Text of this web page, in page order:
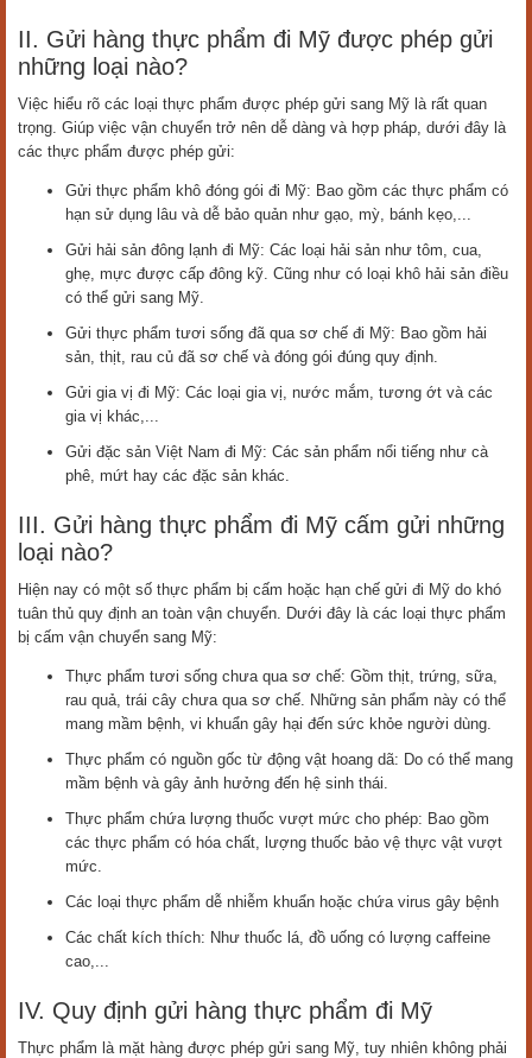
II. Gửi hàng thực phẩm đi Mỹ được phép gửi
những loại nào?
Việc hiểu rõ các loại thực phẩm được phép gửi sang Mỹ là rất quan
trọng. Giúp việc vận chuyển trở nên dễ dàng và hợp pháp, dưới đây là
các thực phẩm được phép gửi:
Gửi thực phẩm khô đóng gói đi Mỹ: Bao gồm các thực phẩm có
hạn sử dụng lâu và dễ bảo quản như gạo, mỳ, bánh kẹo,...
Gửi hải sản đông lạnh đi Mỹ: Các loại hải sản như tôm, cua,
ghẹ, mực được cấp đông kỹ. Cũng như có loại khô hải sản điều
có thể gửi sang Mỹ.
Gửi thực phẩm tươi sống đã qua sơ chế đi Mỹ: Bao gồm hải
sản, thịt, rau củ đã sơ chế và đóng gói đúng quy định.
Gửi gia vị đi Mỹ: Các loại gia vị, nước mắm, tương ớt và các
gia vị khác,...
Gửi đặc sản Việt Nam đi Mỹ: Các sản phẩm nổi tiếng như cà
phê, mứt hay các đặc sản khác.
III. Gửi hàng thực phẩm đi Mỹ cấm gửi những
loại nào?
Hiện nay có một số thực phẩm bị cấm hoặc hạn chế gửi đi Mỹ do khó
tuân thủ quy định an toàn vận chuyển. Dưới đây là các loại thực phẩm
bị cấm vận chuyển sang Mỹ:
Thực phẩm tươi sống chưa qua sơ chế: Gồm thịt, trứng, sữa,
rau quả, trái cây chưa qua sơ chế. Những sản phẩm này có thể
mang mầm bệnh, vi khuẩn gây hại đến sức khỏe người dùng.
Thực phẩm có nguồn gốc từ động vật hoang dã: Do có thể mang
mầm bệnh và gây ảnh hưởng đến hệ sinh thái.
Thực phẩm chứa lượng thuốc vượt mức cho phép: Bao gồm
các thực phẩm có hóa chất, lượng thuốc bảo vệ thực vật vượt
mức.
Các loại thực phẩm dễ nhiễm khuẩn hoặc chứa virus gây bệnh
Các chất kích thích: Như thuốc lá, đồ uống có lượng caffeine
cao,...
IV. Quy định gửi hàng thực phẩm đi Mỹ
Thực phẩm là mặt hàng được phép gửi sang Mỹ, tuy nhiên không phải